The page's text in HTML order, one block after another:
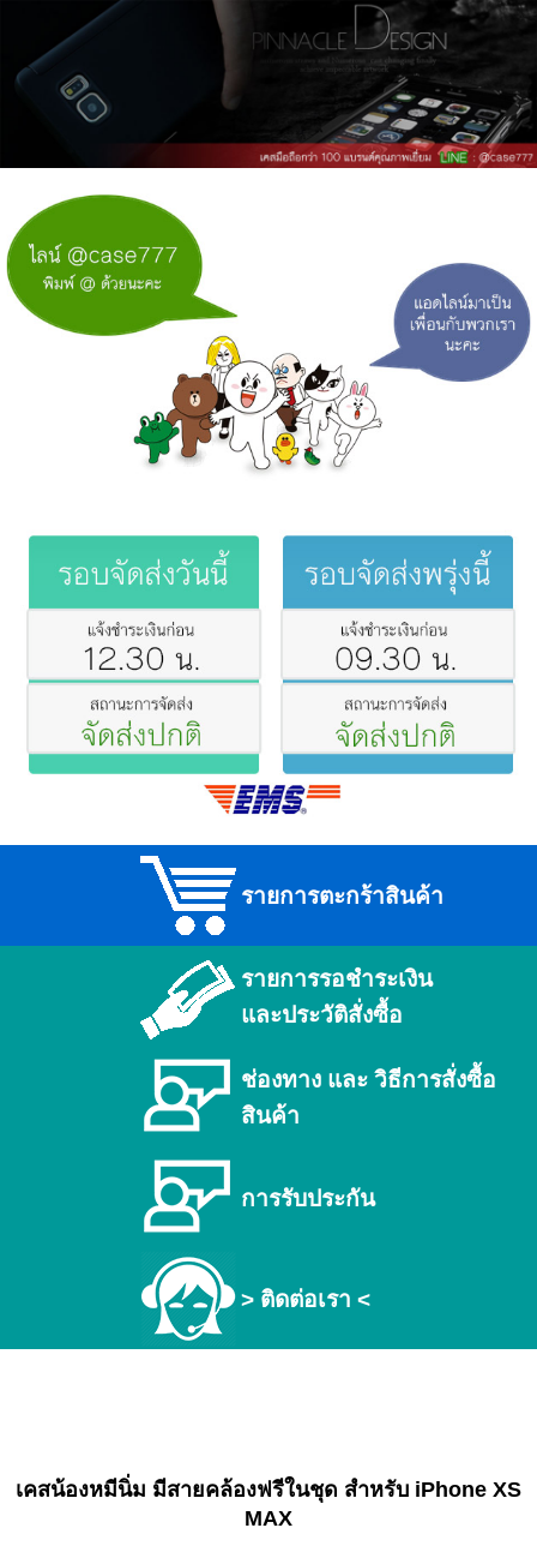
รายการตะกร้าสินค้า
รายการรอชำระเงิน
และประวัติสั่งซื้อ
ช่องทาง และ วิธีการสั่งซื้อ
สินค้า
การรับประกัน
> ติดต่อเรา <
เคสน้องหมีนิ่ม มีสายคล้องฟรีในชุด สำหรับ iPhone XS
MAX